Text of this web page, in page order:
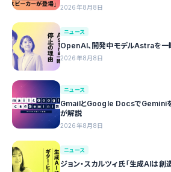
2026年8月8日
ニュース
OpenAI、開発中モデルAstraを
2026年8月8日
ニュース
GmailとGoogle DocsでGemini
が解説
2026年8月8日
ニュース
ジョン・スカルツィ氏「生成AIは創